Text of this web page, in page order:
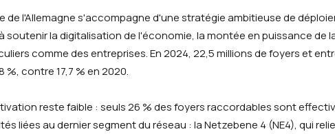
de l'Allemagne s'accompagne d'une stratégie ambitieuse de
soutenir la digitalisation de l'économie, la montée en puissance de
comme des entreprises. En 2024, 22,5 millions de foyers et
contre 17,7 % en 2020.
reste faible : seuls 26 % des foyers raccordables sont
liées au dernier segment du réseau : la Netzebene 4 (NE4), qui